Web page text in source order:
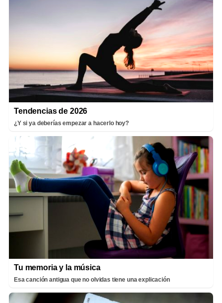
Tendencias de 2026
¿Y si ya deberías empezar a hacerlo hoy?
Tu memoria y la música
Esa canción antigua que no olvidas tiene una explicación